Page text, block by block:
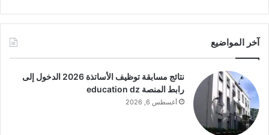
آخر المواضيع
نتائج مسابقة توظيف الأساتذة 2026 الدخول إلى
رابط المنصة education dz
أغسطس 6, 2026